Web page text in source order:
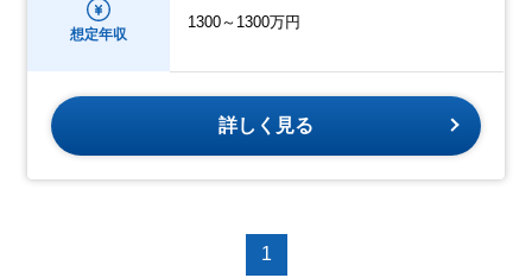
想定年収
1300～1300万円
詳しく見る
1